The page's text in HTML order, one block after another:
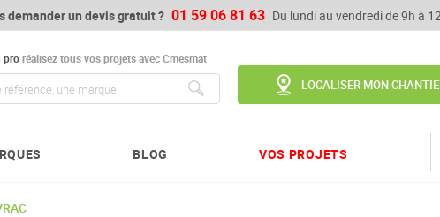
demander un devis gratuit ? 01 59 06 81 63 Du lundi au vendredi de 9h à
proréalisez tous vos projets avec Cmesmat
LOCALISER MON
BLOG VOS PROJETS